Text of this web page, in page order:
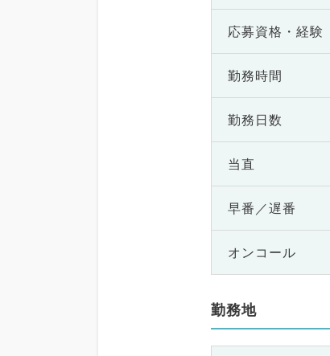
応募資格・ 経験
勤務時間
勤務日数
当直
早番／遅番
オンコール
勤務地